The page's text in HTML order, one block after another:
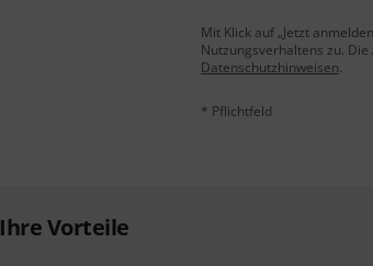
Mit Klick auf „Jetzt
Nutzungsverhaltens zu.
Datenschutzhinweisen.
* Pflichtfeld
Ihre Vorteile